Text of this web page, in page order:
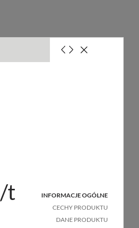
INFORMACJE OGÓLNE
CECHY PRODUKTU
DANE PRODUKTU
t